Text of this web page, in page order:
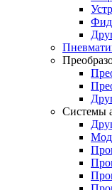
Системы